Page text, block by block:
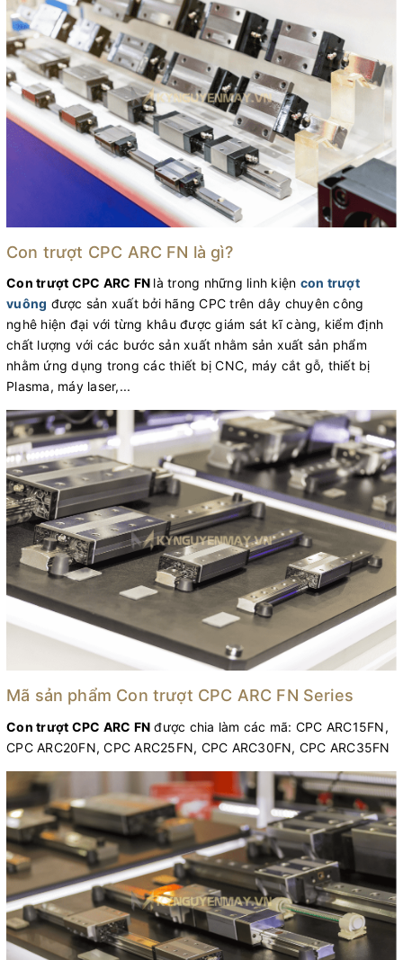
Con trượt CPC ARC FN là gì?
Con trượt CPC ARC FN là trong những linh kiện con trượt
vuông được sản xuất bởi hãng CPC trên dây chuyên công
nghê hiện đại với từng khâu được giám sát kĩ càng, kiểm định
chất lượng với các bước sản xuất nhằm sản xuất sản phẩm
nhằm ứng dụng trong các thiết bị CNC, máy cắt gỗ, thiết bị
Plasma, máy laser,...
Mã sản phẩm Con trượt CPC ARC FN Series
Con trượt CPC ARC FN được chia làm các mã: CPC ARC15FN,
CPC ARC20FN, CPC ARC25FN, CPC ARC30FN, CPC ARC35FN